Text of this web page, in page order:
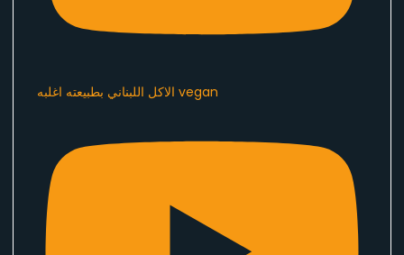
الاكل اللبناني بطبيعته اغلبه vegan